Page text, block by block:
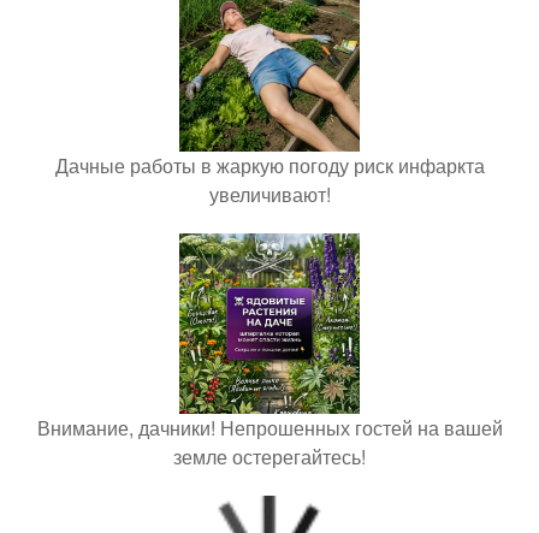
Дачные работы в жаркую погоду риск инфаркта
увеличивают!
Внимание, дачники! Непрошенных гостей на вашей
земле остерегайтесь!